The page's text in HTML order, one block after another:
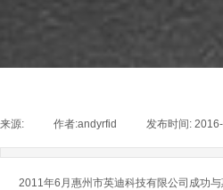
来源: 作者:andyrfid 发布时间:
2011年6月惠州市英迪科技有限公司成功与